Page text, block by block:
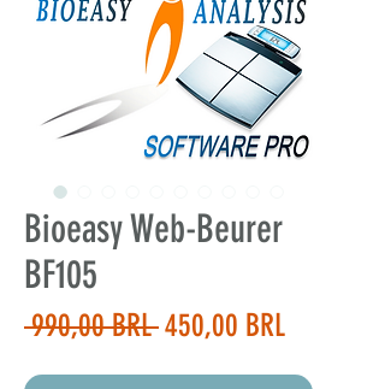
Bioeasy Web-Beurer
BF105
990,00 BRL Precio
450,00 BRLPrecio